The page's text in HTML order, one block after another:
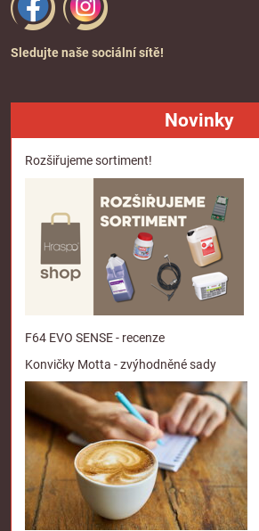
Sledujte naše sociální sítě!
Novinky
Rozšiřujeme sortiment!
F64 EVO SENSE - recenze
Konvičky Motta - zvýhodněné sady